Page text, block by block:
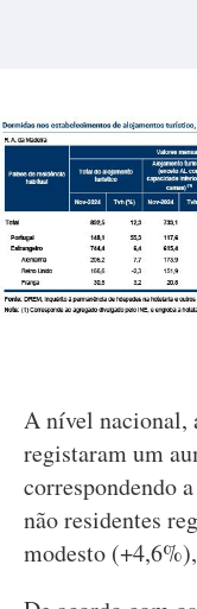
A nível nacional,
registaram um
correspondendo
não residentes
modesto